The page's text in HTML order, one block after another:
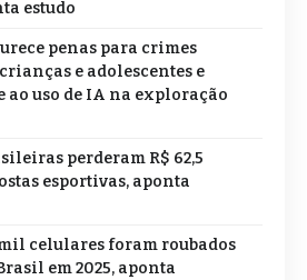
estudo
penas para crimes
e adolescentes e
ao uso de IA na exploração
perderam R$ 62,5
esportivas, aponta
celulares foram roubados
em 2025, aponta